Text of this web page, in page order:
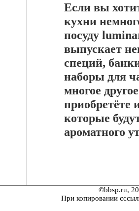
Если вы
кухни
посуду
выпускает
специй,
наборы для
многое
приобретёте
которые
ароматного
©bbsp.ru,
При копировании